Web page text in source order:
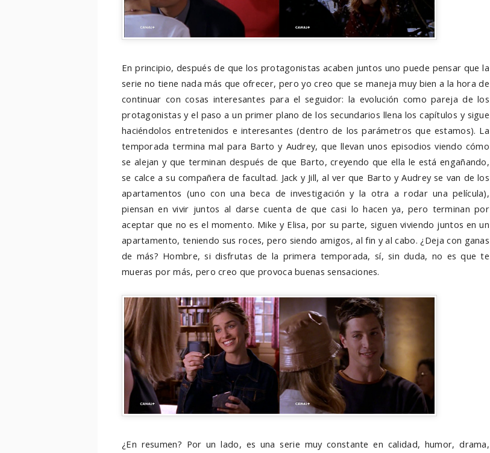
En principio, después de que los protagonistas acaben juntos uno puede pensar que la
serie no tiene nada más que ofrecer, pero yo creo que se maneja muy bien a la hora de
continuar con cosas interesantes para el seguidor: la evolución como pareja de los
protagonistas y el paso a un primer plano de los secundarios llena los capítulos y sigue
haciéndolos entretenidos e interesantes (dentro de los parámetros que estamos). La
temporada termina mal para Barto y Audrey, que llevan unos episodios viendo cómo
se alejan y que terminan después de que Barto, creyendo que ella le está engañando,
se calce a su compañera de facultad. Jack y Jill, al ver que Barto y Audrey se van de los
apartamentos (uno con una beca de investigación y la otra a rodar una película),
piensan en vivir juntos al darse cuenta de que casi lo hacen ya, pero terminan por
aceptar que no es el momento. Mike y Elisa, por su parte, siguen viviendo juntos en un
apartamento, teniendo sus roces, pero siendo amigos, al fin y al cabo. ¿Deja con ganas
de más? Hombre, si disfrutas de la primera temporada, sí, sin duda, no es que te
mueras por más, pero creo que provoca buenas sensaciones.
¿En resumen? Por un lado, es una serie muy constante en calidad, humor, drama,